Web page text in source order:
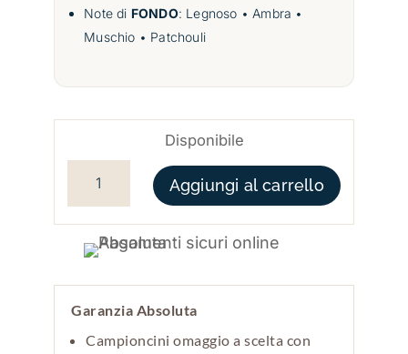
Note di FONDO: Legnoso • Ambra •
Muschio • Patchouli
Disponibile
TENORE QUANTITÀ
Aggiungi al carrello
Garanzia Absoluta
Campioncini omaggio a scelta con